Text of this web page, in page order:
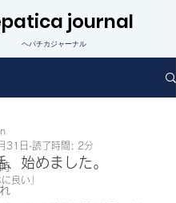
journal
ヘパチカジャーナル
始めました。
31日 読了時間: 2分
良い」